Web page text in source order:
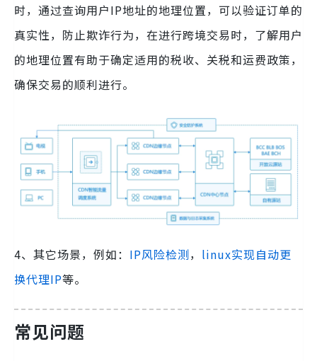
时，通过查询用户IP地址的地理位置，可以验证订单的
真实性，防止欺诈行为，在进行跨境交易时，了解用户
的地理位置有助于确定适用的税收、关税和运费政策，
确保交易的顺利进行。
4、其它场景，例如： IP风险检测， linux实现自动更
换代理IP等。
常见问题